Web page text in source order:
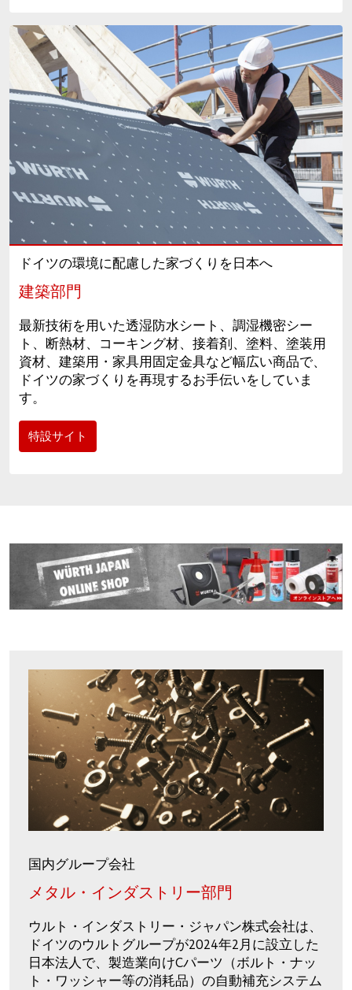
ドイツの環境に配慮した家づくりを日本へ
建築部門
最新技術を用いた透湿防水シート、調湿機密シー
ト、断熱材、コーキング材、接着剤、塗料、塗装用
資材、建築用・家具用固定金具など幅広い商品で、
ドイツの家づくりを再現するお手伝いをしていま
す。
特設サイト
国内グループ会社
メタル・インダストリー部門
ウルト・インダストリー・ジャパン株式会社は、
ドイツのウルトグループが2024年2月に設立した
日本法人で、製造業向けCパーツ（ボルト・ナッ
ト・ワッシャー等の消耗品）の自動補充システム